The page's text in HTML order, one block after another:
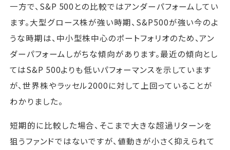
一方で、S&P 500との比較ではアンダーパフォームしてい
ます。大型グロース株が強い時期、S&P500が強い今のよ
うな時期は、中小型株中心のポートフォリオのため、アン
ダーパフォームしがちな傾向があります。最近の傾向とし
てはS&P 500よりも低いパフォーマンスを示しています
が、世界株やラッセル2000に対して上回っていることが
わかりました。
短期的に比較した場合、そこまで大きな超過リターンを
狙うファンドではないですが、値動きが小さく抑えられて